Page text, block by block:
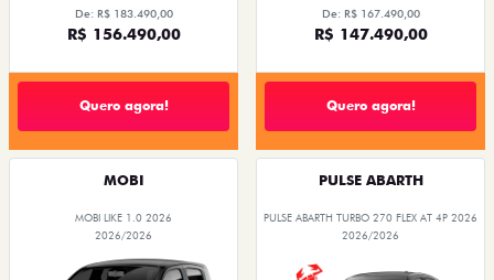
De: R$ 183.490,00
R$ 156.490,00
Quero agora!
De: R$ 167.490,00
R$ 147.490,00
Quero agora!
MOBI
MOBI LIKE 1.0 2026
2026/2026
PULSE ABARTH
PULSE ABARTH TURBO 270 FLEX AT 4P 2026
2026/2026